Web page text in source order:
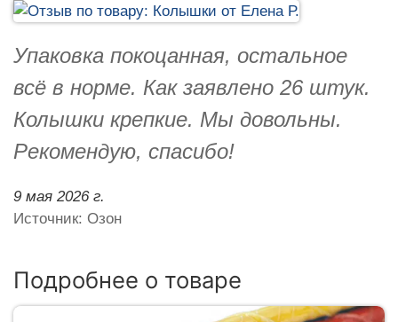
Упаковка покоцанная, остальное
всё в норме. Как заявлено 26 штук.
Колышки крепкие. Мы довольны.
Рекомендую, спасибо!
9 мая 2026 г.
Источник: Озон
Подробнее о товаре